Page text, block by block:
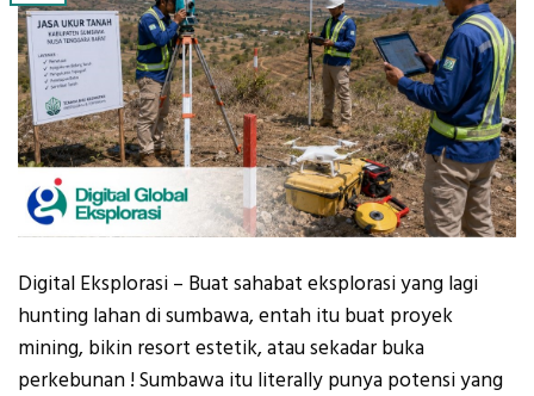
Digital Eksplorasi – Buat sahabat eksplorasi yang lagi
hunting lahan di sumbawa, entah itu buat proyek
mining, bikin resort estetik, atau sekadar buka
perkebunan ! Sumbawa itu literally punya potensi yang